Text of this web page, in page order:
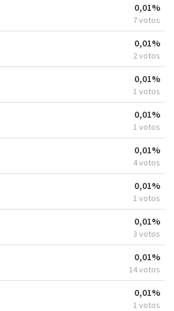
0,01%
7 votos
0,01%
2 votos
0,01%
1 votos
0,01%
1 votos
0,01%
4 votos
0,01%
1 votos
0,01%
3 votos
0,01%
14 votos
0,01%
1 votos